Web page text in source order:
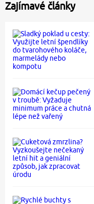
Zajímavé články